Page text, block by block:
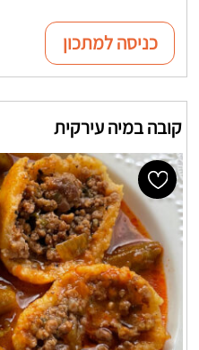
כניסה למתכון
קובה במיה עירקית